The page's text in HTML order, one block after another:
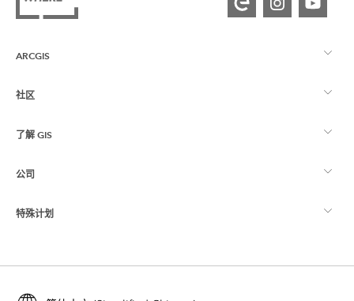
ARCGIS
ArcGIS 概览
制图
社区
Esri 社区
ArcGIS 博客
用户研究和测试
了解 GIS
什么是 GIS？
位置智能
培训
公司
关于 Esri
特殊计划